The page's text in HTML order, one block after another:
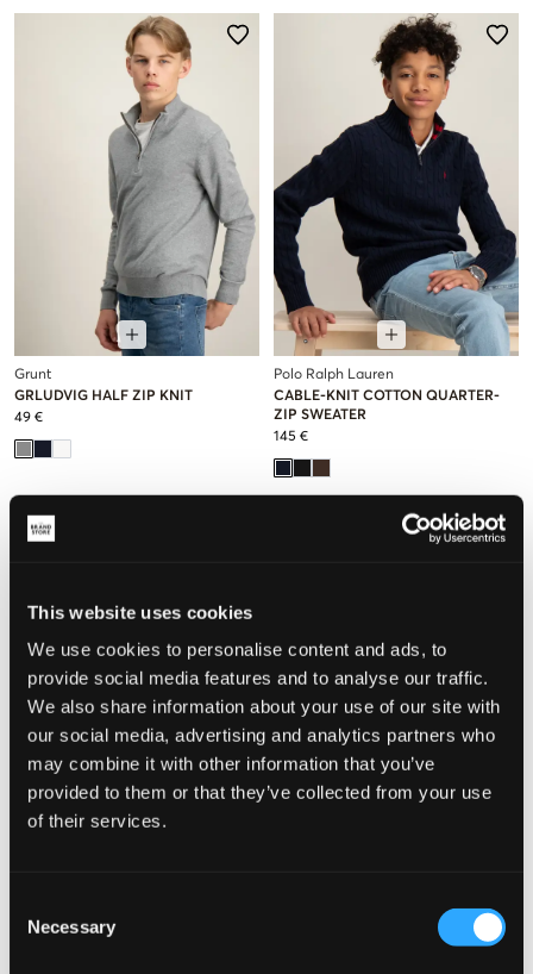
This website uses cookies
We use cookies to personalise content and ads, to
provide social media features and to analyse our traffic.
We also share information about your use of our site with
our social media, advertising and analytics partners who
may combine it with other information that you’ve
provided to them or that they’ve collected from your use
of their services.
Selection
Necessary
Grunt
GRLUDVIG HALF ZIP KNIT
49 €
Polo Ralph Lauren
CABLE-KNIT COTTON QUARTER-
ZIP SWEATER
145 €
NIEUW NIEUW